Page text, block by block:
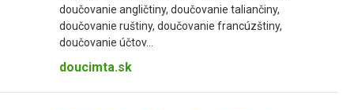
doučovanie angličtiny, doučovanie taliančiny,
doučovanie ruštiny, doučovanie francúzštiny,
doučovanie účtov...
doucimta.sk